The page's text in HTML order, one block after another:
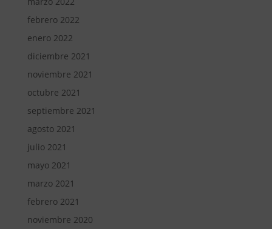
febrero 2022
enero 2022
diciembre 2021
noviembre 2021
octubre 2021
septiembre 2021
agosto 2021
julio 2021
mayo 2021
marzo 2021
febrero 2021
noviembre 2020